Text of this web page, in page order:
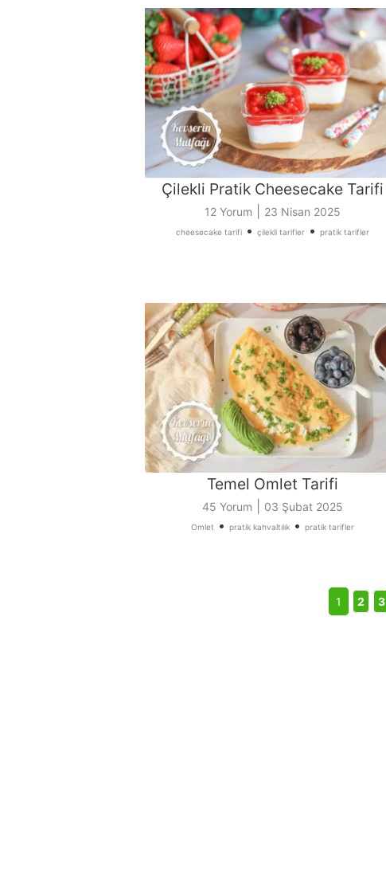
Çilekli Pratik Cheesecake Tarifi
12 Yorum 23 Nisan 2025
cheesecake tarifi• çilekli tarifler• pratik tarifler
Temel Omlet Tarifi
45 Yorum 03 Şubat 2025
Omlet • pratik kahvaltılık• pratik tarifler
1 2 3